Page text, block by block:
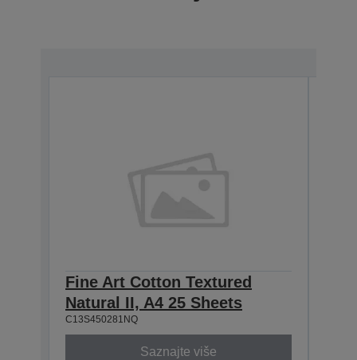
Fine Art Cotton Textured
Natural II, A4 25 Sheets
C13S450281NQ
Saznajte više